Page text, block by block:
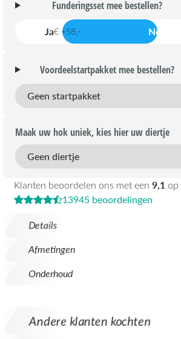
Details
Afmetingen
Onderhoud
Klanten beoordelen ons met een 9,1 op
13945 beoordelingen
Funderingsset mee bestellen?
Ja€ +58,- Nee
Voordeelstartpakket mee bestellen?
Maak uw hok uniek, kies hier uw diertje
Andere klanten kochten